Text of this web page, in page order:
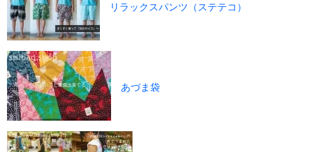
リラックスパンツ（ステテコ）
あづま袋